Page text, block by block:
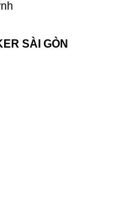
SÀI GÒN